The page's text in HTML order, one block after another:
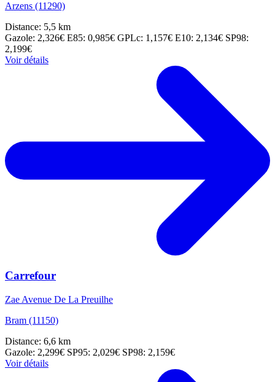
Arzens (11290)
Distance: 5,5 km
Gazole: 2,326€ E85: 0,985€ GPLc: 1,157€ E10: 2,134€ SP98:
2,199€
Voir détails
Carrefour
Zae Avenue De La Preuilhe
Bram (11150)
Distance: 6,6 km
Gazole: 2,299€ SP95: 2,029€ SP98: 2,159€
Voir détails